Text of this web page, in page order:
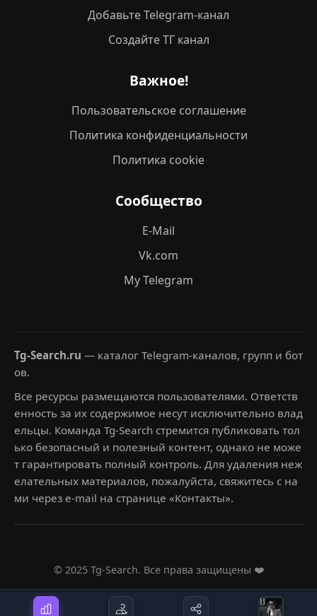
Добавьте Telegram-канал
Создайте ТГ канал
Важное!
Пользовательское соглашение
Политика конфиденциальности
Политика cookie
Сообщество
E-Mail
Vk.com
My Telegram
Tg-Search.ru — каталог Telegram-каналов, групп и бот
ов.
Все ресурсы размещаются пользователями. Ответств
енность за их содержимое несут исключительно влад
ельцы. Команда Tg-Search стремится публиковать тол
ько безопасный и полезный контент, однако не може
т гарантировать полный контроль. Для удаления неж
елательных материалов, пожалуйста, свяжитесь с на
ми через e-mail на странице «Контакты».
© 2025 Tg-Search. Все права защищены ❤️